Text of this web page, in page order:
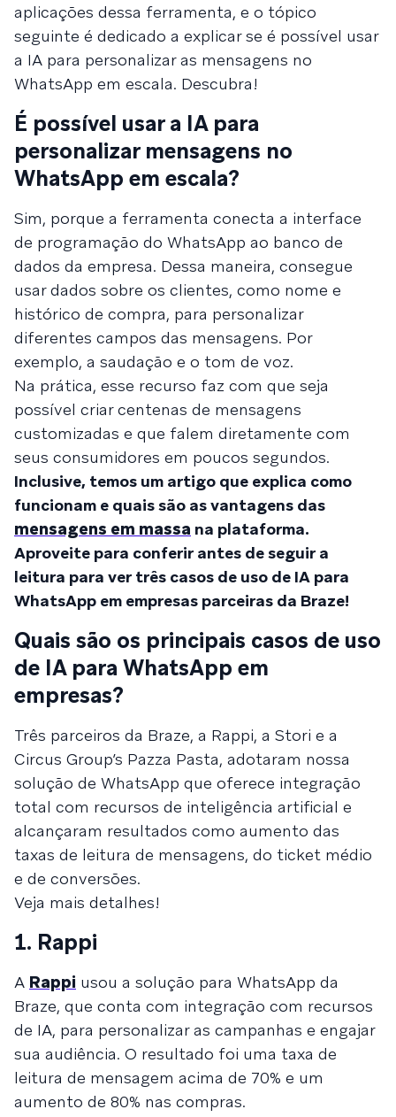
aplicações dessa ferramenta, e o tópico
seguinte é dedicado a explicar se é possível usar
a IA para personalizar as mensagens no
WhatsApp em escala. Descubra!
É possível usar a IA para
personalizar mensagens no
WhatsApp em escala?
Sim, porque a ferramenta conecta a interface
de programação do WhatsApp ao banco de
dados da empresa. Dessa maneira, consegue
usar dados sobre os clientes, como nome e
histórico de compra, para personalizar
diferentes campos das mensagens. Por
exemplo, a saudação e o tom de voz.
Na prática, esse recurso faz com que seja
possível criar centenas de mensagens
customizadas e que falem diretamente com
seus consumidores em poucos segundos.
Inclusive, temos um artigo que explica como
funcionam e quais são as vantagens das
mensagens em massa na plataforma.
Aproveite para conferir antes de seguir a
leitura para ver três casos de uso de IA para
WhatsApp em empresas parceiras da Braze!
Quais são os principais casos de uso
de IA para WhatsApp em
empresas?
Três parceiros da Braze, a Rappi, a Stori e a
Circus Group’s Pazza Pasta, adotaram nossa
solução de WhatsApp que oferece integração
total com recursos de inteligência artificial e
alcançaram resultados como aumento das
taxas de leitura de mensagens, do ticket médio
e de conversões.
Veja mais detalhes!
1. Rappi
A Rappi usou a solução para WhatsApp da
Braze, que conta com integração com recursos
de IA, para personalizar as campanhas e engajar
sua audiência. O resultado foi uma taxa de
leitura de mensagem acima de 70% e um
aumento de 80% nas compras.